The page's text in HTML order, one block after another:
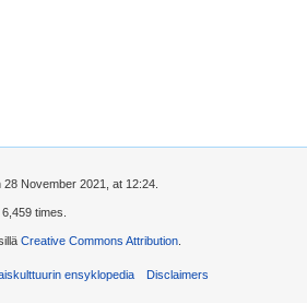
November 2021, at 12:24.
times.
Creative Commons Attribution
ensyklopedia Disclaimers